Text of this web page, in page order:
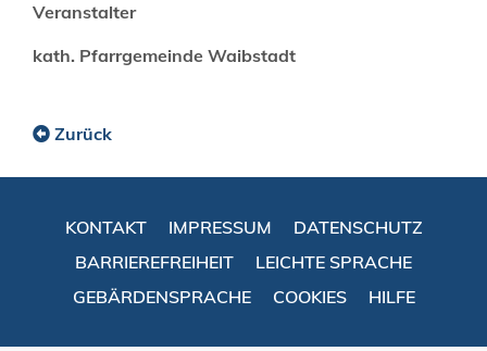
Veranstalter
kath. Pfarrgemeinde Waibstadt
Zurück
KONTAKT IMPRESSUM
DATENSCHUTZ
BARRIEREFREIHEIT
LEICHTE SPRACHE
GEBÄRDENSPRACHE
COOKIES HILFE